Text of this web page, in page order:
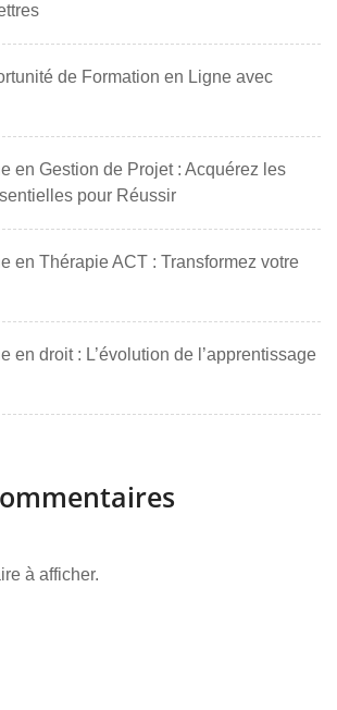
de Formation en Ligne avec
en Gestion de Projet : Acquérez les
pour Réussir
en Thérapie ACT : Transformez votre
en droit : L’évolution de l’apprentissage
à afficher.